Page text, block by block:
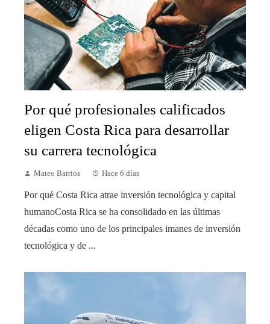
Por qué profesionales calificados
eligen Costa Rica para desarrollar
su carrera tecnológica
Mateo Barrios Hace 6 días
Por qué Costa Rica atrae inversión tecnológica y capital
humanoCosta Rica se ha consolidado en las últimas
décadas como uno de los principales imanes de inversión
tecnológica y de ...